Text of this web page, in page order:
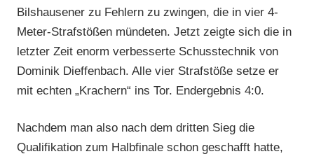
Bilshausener zu Fehlern zu zwingen, die in vier 4-
Meter-Strafstößen mündeten. Jetzt zeigte sich die in
letzter Zeit enorm verbesserte Schusstechnik von
Dominik Dieffenbach. Alle vier Strafstöße setze er
mit echten „Krachern“ ins Tor. Endergebnis 4:0.
Nachdem man also nach dem dritten Sieg die
Qualifikation zum Halbfinale schon geschafft hatte,